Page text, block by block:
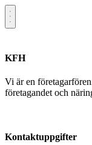
KFH
Vi är en
företagandet och
Kontaktuppgifter